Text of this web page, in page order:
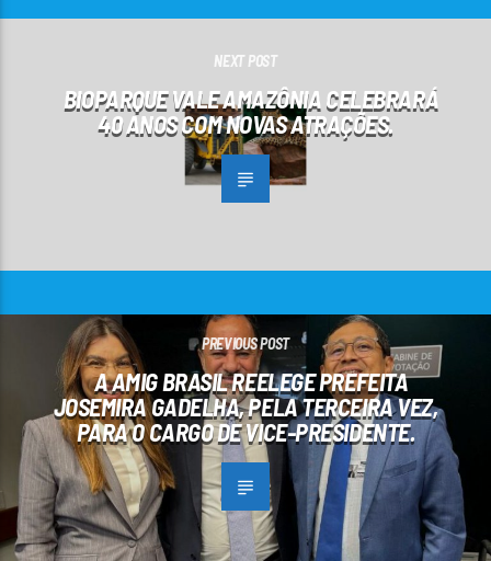
NEXT POST
BIOPARQUE VALE AMAZÔNIA CELEBRARÁ
40 ANOS COM NOVAS ATRAÇÕES.
PREVIOUS POST
A AMIG BRASIL REELEGE PREFEITA
JOSEMIRA GADELHA, PELA TERCEIRA VEZ,
PARA O CARGO DE VICE-PRESIDENTE.